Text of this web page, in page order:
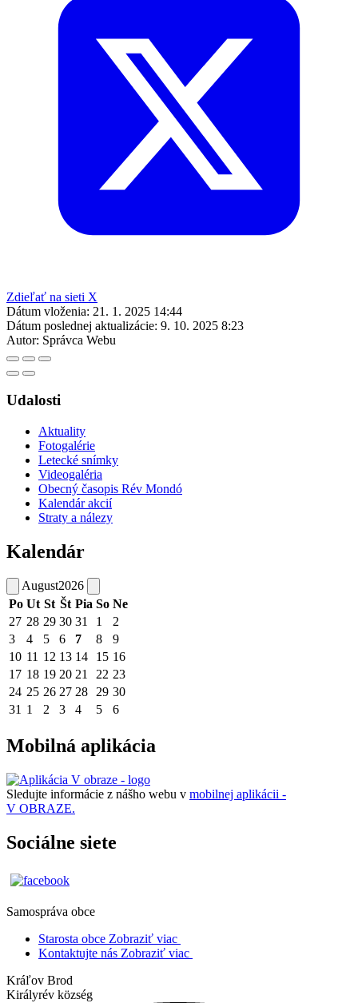
Zdieľať na sieti X
Dátum vloženia: 21. 1. 2025 14:44
Dátum poslednej aktualizácie: 9. 10. 2025 8:23
Autor: Správca Webu
Udalosti
Aktuality
Fotogalérie
Letecké snímky
Videogaléria
Obecný časopis Rév Mondó
Kalendár akcií
Straty a nálezy
Kalendár
August2026
Po Ut St Št Pia So Ne
27 28 29 30 31 1
2
3
4 5 6 7 8
9
10 11 12 13 14 15 16
17 18 19 20 21 22 23
24 25 26 27 28 29 30
31 1 2 3 4 5 6
Mobilná aplikácia
Sledujte informácie z nášho webu v mobilnej aplikácii -
V OBRAZE.
Sociálne siete
Samospráva obce
Starosta obce Zobraziť viac
Kontaktujte nás Zobraziť viac
Kráľov Brod
Királyrév község